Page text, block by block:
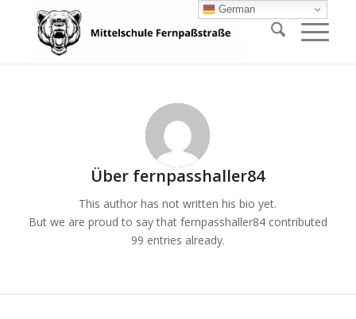
Über fernpasshaller84
This author has not written his bio yet.
But we are proud to say that fernpasshaller84contributed
99 entries already.
German